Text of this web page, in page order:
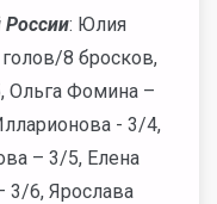
России: Юлия
8 бросков,
Ольга Фомина –
- 3/4,
– 3/5, Елена
3/6, Ярослава